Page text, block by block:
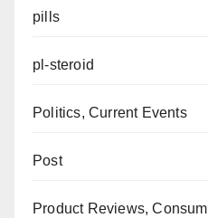
pills
pl-steroid
Politics, Current Events
Post
Product Reviews,